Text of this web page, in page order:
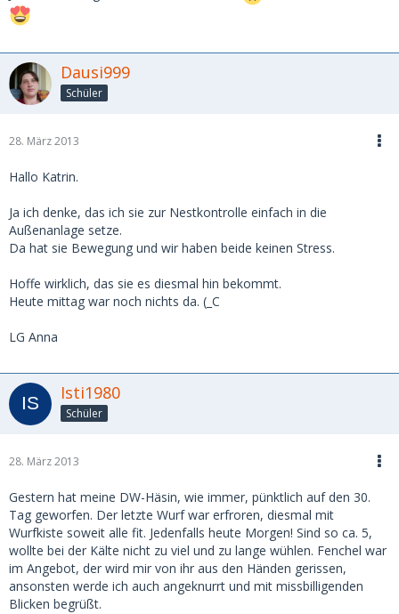
Dausi999
Schüler
28. März 2013
Hallo Katrin.
Ja ich denke, das ich sie zur Nestkontrolle einfach in die
Außenanlage setze.
Da hat sie Bewegung und wir haben beide keinen Stress.
Hoffe wirklich, das sie es diesmal hin bekommt.
Heute mittag war noch nichts da. (_C
LG Anna
Isti1980
Schüler
28. März 2013
Gestern hat meine DW-Häsin, wie immer, pünktlich auf den 30.
Tag geworfen. Der letzte Wurf war erfroren, diesmal mit
Wurfkiste soweit alle fit. Jedenfalls heute Morgen! Sind so ca. 5,
wollte bei der Kälte nicht zu viel und zu lange wühlen. Fenchel war
im Angebot, der wird mir von ihr aus den Händen gerissen,
ansonsten werde ich auch angeknurrt und mit missbilligenden
Blicken begrüßt.